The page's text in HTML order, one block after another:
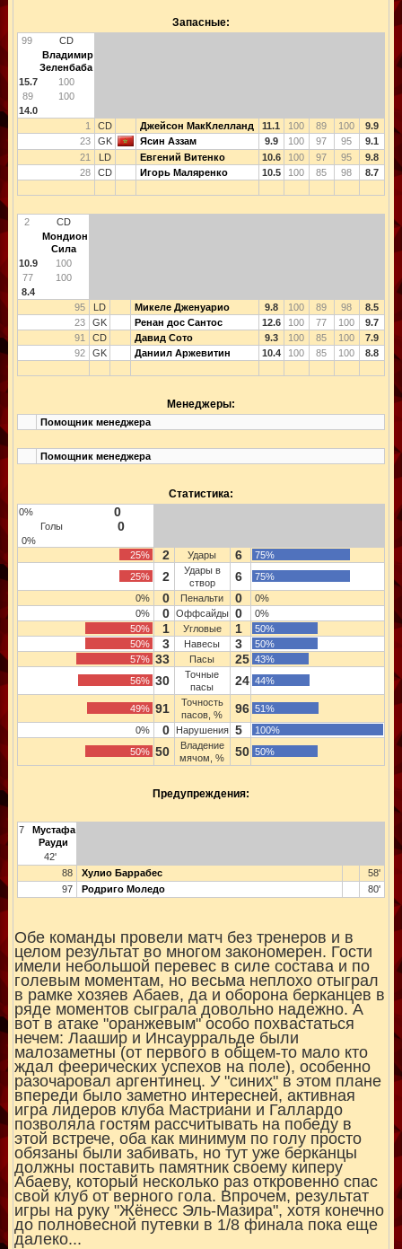
Запасные:
99
CD
Владимир
Зеленбаба
15.7
100
89
100
14.0
1
CD Джейсон МакКлелланд 11.1 100 89 100
9.9
23
GK Ясин Аззам 9.9 100 97 95
9.1
21
LD Евгений Витенко 10.6 100 97 95
9.8
28
CD Игорь Маляренко 10.5 100 85 98 8.7
2
CD
Мондион
Сила
10.9
100
77
100
8.4
95
LD Микеле Дженуарио 9.8 100 89 98
8.5
23
GK Ренан дос Сантос 12.6 100 77 100
9.7
91
CD Давид Сото 9.3 100 85 100
7.9
92
GK Даниил Аржевитин 10.4 100 85 100 8.8
Менеджеры:
Помощник менеджера
Помощник менеджера
Статистика:
0% 0
Голы 0
0%
25%
2 Удары 6
75%
25%
2
Удары в
створ
6
75%
0%
0 Пенальти 0
0%
0%
0 Оффсайды 0
0%
50%
1 Угловые 1
50%
50%
3 Навесы 3
50%
57% 33 Пасы 25 43%
56% 30
Точные
пасы
24 44%
49% 91
Точность
пасов, %
96 51%
0%
0 Нарушения 5
100%
50% 50
Владение
мячом, %
50 50%
Предупреждения:
7
Мустафа
Рауди
42'
88
Хулио Баррабес
58'
97
Родриго Моледо 80'
Обе команды провели матч без тренеров и в
целом результат во многом закономерен. Гости
имели небольшой перевес в силе состава и по
голевым моментам, но весьма неплохо отыграл
в рамке хозяев Абаев, да и оборона берканцев в
ряде моментов сыграла довольно надежно. А
вот в атаке "оранжевым" особо похвастаться
нечем: Лаашир и Инсаурральде были
малозаметны (от первого в общем-то мало кто
ждал феерических успехов на поле), особенно
разочаровал аргентинец. У "синих" в этом плане
впереди было заметно интересней, активная
игра лидеров клуба Мастриани и Галлардо
позволяла гостям рассчитывать на победу в
этой встрече, оба как минимум по голу просто
обязаны были забивать, но тут уже берканцы
должны поставить памятник своему киперу
Абаеву, который несколько раз откровенно спас
свой клуб от верного гола. Впрочем, результат
игры на руку "Жёнесс Эль-Мазира", хотя конечно
до полновесной путевки в 1/8 финала пока еще
далеко...